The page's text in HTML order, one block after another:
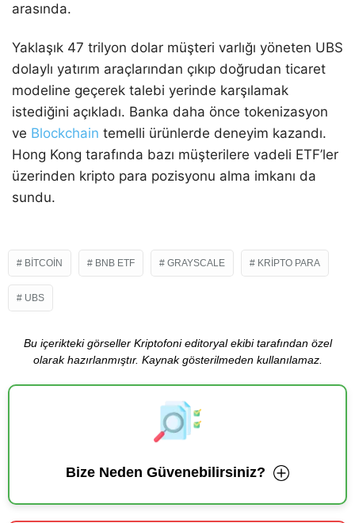
arasında.
Yaklaşık 47 trilyon dolar müşteri varlığı yöneten UBS
dolaylı yatırım araçlarından çıkıp doğrudan ticaret
modeline geçerek talebi yerinde karşılamak
istediğini açıkladı. Banka daha önce tokenizasyon
ve Blockchain temelli ürünlerde deneyim kazandı.
Hong Kong tarafında bazı müşterilere vadeli ETF’ler
üzerinden kripto para pozisyonu alma imkanı da
sundu.
BITCOIN BNB ETF GRAYSCALE KRIPTO PARA
UBS
Bu içerikteki görseller Kriptofoni editoryal ekibi tarafından özel
olarak hazırlanmıştır. Kaynak gösterilmeden kullanılamaz.
Bize Neden Güvenebilirsiniz?